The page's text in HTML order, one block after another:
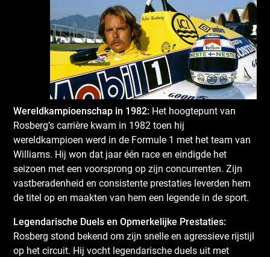
Wereldkampioenschap in 1982: Het hoogtepunt van
Rosberg’s carrière kwam in 1982 toen hij
wereldkampioen werd in de Formule 1 met het team van
Williams. Hij won dat jaar één race en eindigde het
seizoen met een voorsprong op zijn concurrenten. Zijn
vastberadenheid en consistente prestaties leverden hem
de titel op en maakten van hem een legende in de sport.
Legendarische Duels en Opmerkelijke Prestaties:
Rosberg stond bekend om zijn snelle en agressieve rijstijl
op het circuit. Hij vocht legendarische duels uit met